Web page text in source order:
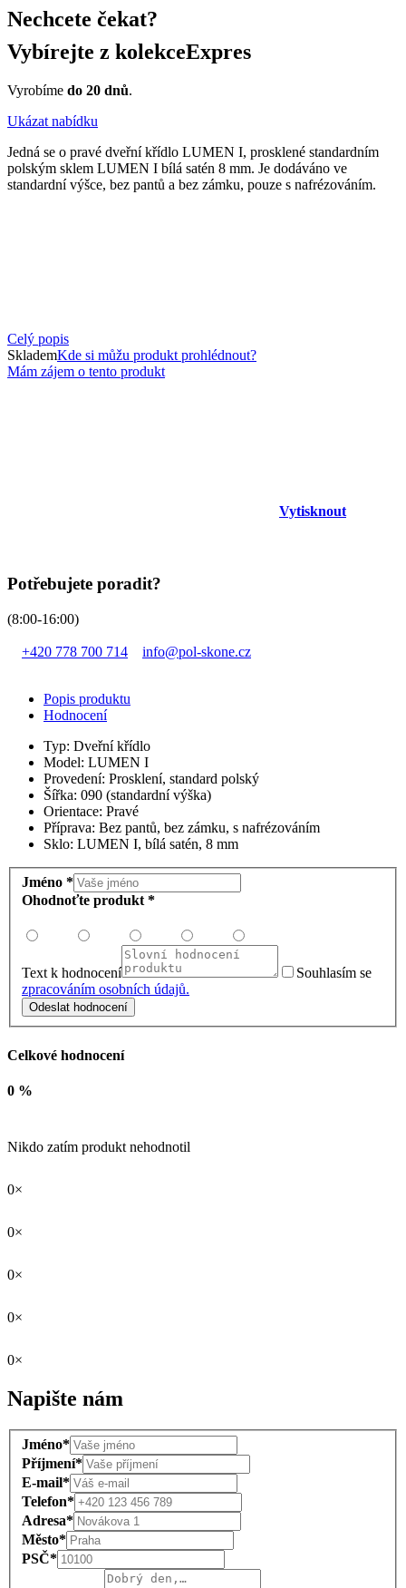
Nechcete čekat?
Vybírejte z kolekceExpres
Vyrobíme do 20 dnů.
Ukázat nabídku
Jedná se o pravé dveřní křídlo LUMEN I, prosklené standardním
polským sklem LUMEN I bílá satén 8 mm. Je dodáváno ve
standardní výšce, bez pantů a bez zámku, pouze s nafrézováním.
Celý popis
SklademKde si můžu produkt prohlédnout?
Mám zájem o tento produkt
Vytisknout
Potřebujete poradit?
(8:00-16:00)
+420 778 700 714 info@pol-skone.cz
Popis produktu
Hodnocení
Typ: Dveřní křídlo
Model: LUMEN I
Provedení: Prosklení, standard polský
Šířka: 090 (standardní výška)
Orientace: Pravé
Příprava: Bez pantů, bez zámku, s nafrézováním
Sklo: LUMEN I, bílá satén, 8 mm
Jméno *
Ohodnoťte produkt *
Text k hodnocení
Souhlasím se
zpracováním osobních údajů.
Odeslat hodnocení
Celkové hodnocení
0 %
Nikdo zatím produkt nehodnotil
0×
0×
0×
0×
0×
Napište nám
Jméno*
Příjmení*
E-mail*
Telefon*
Adresa*
Město*
PSČ*